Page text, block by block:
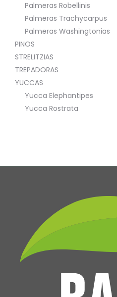
Palmeras Robellinis
Palmeras Trachycarpus
Palmeras Washingtonias
PINOS
STRELITZIAS
TREPADORAS
YUCCAS
Yucca Elephantipes
Yucca Rostrata